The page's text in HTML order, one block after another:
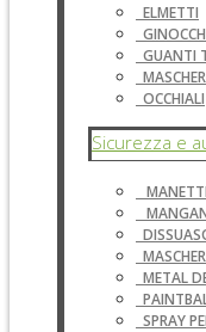
ELMETTI
GUANTI
OCCHIALI
Sicurezza e
METAL
SPRAY